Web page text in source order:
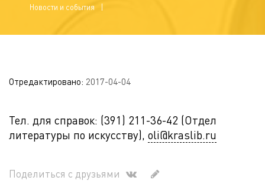
Новости и события
Отредактировано: 2017-04-04
Тел. для справок: (391) 211-36-42 (Отдел
литературы по искусству), oli@kraslib.ru
Поделиться с друзьями